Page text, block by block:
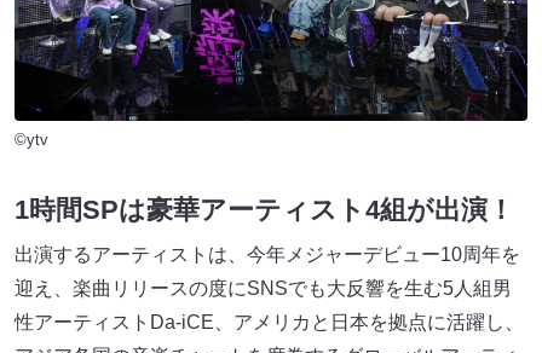
©ytv
1時間SPは豪華アーティスト4組が出演！
出演するアーティストは、今年メジャーデビュー10周年を
迎え、楽曲リリースの度にSNSでも大反響を生む5人組男
性アーティストDa-iCE、アメリカと日本を拠点に活躍し、